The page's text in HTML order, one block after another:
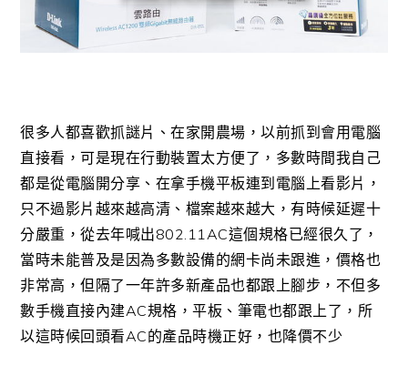
很多人都喜歡抓謎片、在家開農場，以前抓到會用電腦
直接看，可是現在行動裝置太方便了，多數時間我自己
都是從電腦開分享、在拿手機平板連到電腦上看影片，
只不過影片越來越高清、檔案越來越大，有時候延遲十
分嚴重，從去年喊出802.11AC這個規格已經很久了，
當時未能普及是因為多數設備的網卡尚未跟進，價格也
非常高，但隔了一年許多新產品也都跟上腳步，不但多
數手機直接內建AC規格，平板、筆電也都跟上了，所
以這時候回頭看AC的產品時機正好，也降價不少